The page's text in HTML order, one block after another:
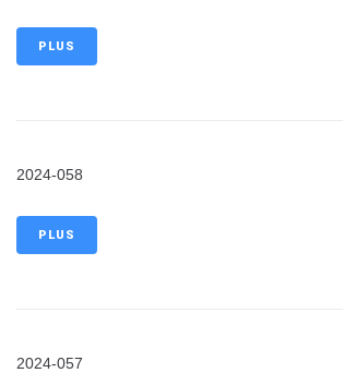
PLUS
2024-058
PLUS
2024-057